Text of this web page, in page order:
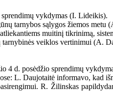
vykdymas (I. Lideikis).
tarnybos sąlygos žiemos metu
muitinį tikrinimą,
tarnybinės veiklos vertinimui (A.
4 d. posėdžio sprendimų
L. Daujotaitė informavo, kad
R. Žilinskas